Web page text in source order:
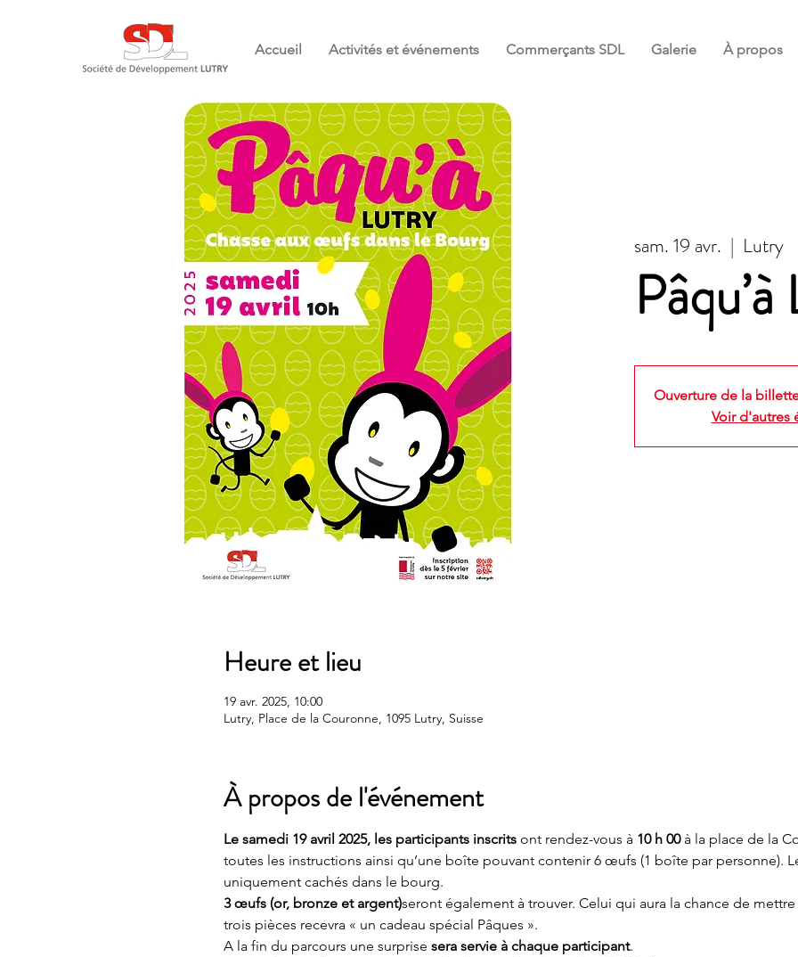
Accueil Activités et événements Commerçants SDL Galerie À propos
sam. 19 avr.
  |
Lutry
Ouverture de la
Voir d'autres
Heure et lieu
19 avr. 2025, 10:00
Lutry, Place de la Couronne, 1095 Lutry, Suisse
À propos de l'événement
Le samedi 19 avril 2025, les participants inscrits ont rendez-vous à 10 h 00 à la place de la
toutes les instructions ainsi qu’une boîte pouvant contenir 6 œufs (1 boîte par personne).
uniquement cachés dans le bourg.
3 œufs (or, bronze et argent)seront également à trouver. Celui qui aura la chance de mettre
trois pièces recevra « un cadeau spécial Pâques ».
A la fin du parcours une surprise sera servie à chaque participant.